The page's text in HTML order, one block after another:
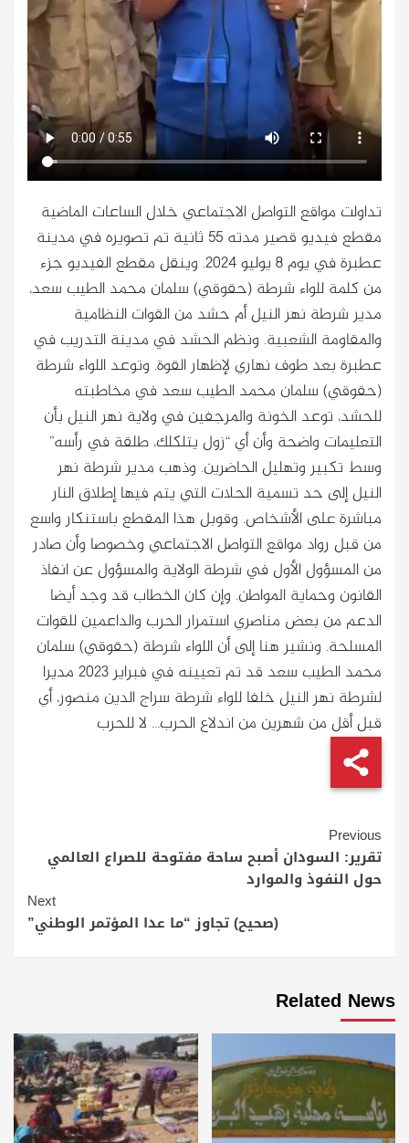
تداولت مواقع التواصل الاجتماعي خلال الساعات الماضية
مقطع فيديو قصير مدته 55 ثانية تم تصويره في مدينة
عطبرة في يوم 8 يوليو 2024. وينقل مقطع الفيديو جزء
من كلمة للواء شرطة (حقوقي) سلمان محمد الطيب سعد،
مدير شرطة نهر النيل أم حشد من القوات النظامية
والمقاومة الشعبية. ونظم الحشد في مدينة التدريب في
عطبرة بعد طوف نهاري لإظهار القوة. وتوعد اللواء شرطة
(حقوقي) سلمان محمد الطيب سعد في مخاطبته
للحشد، توعد الخونة والمرجفين في ولاية نهر النيل بأن
التعليمات واضحة وأن أي “زول يتلكلك، طلقة في رأسه”
وسط تكبير وتهليل الحاضرين. وذهب مدير شرطة نهر
النيل إلى حد تسمية الحلات التي يتم فيها إطلاق النار
مباشرة على الأشخاص. وقوبل هذا المقطع باستنكار واسع
من قبل رواد مواقع التواصل الاجتماعي وخصوصا وأن صادر
من المسؤول الأول في شرطة الولاية والمسؤول عن انفاذ
القانون وحماية المواطن. وإن كان الخطاب قد وجد أيضا
الدعم من بعض مناصري استمرار الحرب والداعمين للقوات
المسلحة. ونشير هنا إلى أن اللواء شرطة (حقوقي) سلمان
محمد الطيب سعد قد تم تعيينه في فبراير 2023 مديرا
لشرطة نهر النيل خلفا للواء شرطة سراج الدين منصور، أي
قبل أقل من شهرين من اندلاع الحرب… لا للحرب
Continue
Reading
Previous
تقرير: السودان أصبح ساحة مفتوحة للصراع العالمي
حول النفوذ والموارد
Next
(صحيح) تجاوز “ما عدا المؤتمر الوطني”
Related News